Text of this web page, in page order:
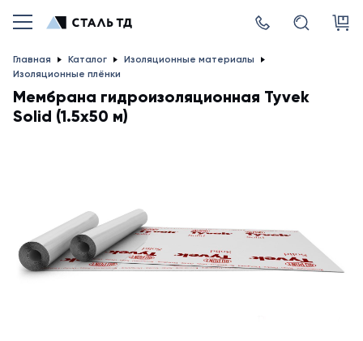
Главная Каталог
Изоляционные материалы
Изоляционные плёнки
Мембрана гидроизоляционная Tyvek
Solid (1.5х50 м)